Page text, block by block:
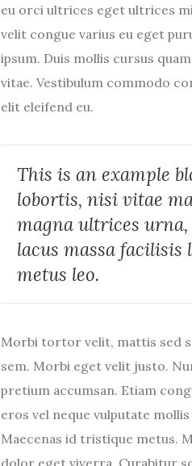
eu orci ultrices eget ultrices
velit congue varius eu eget
ipsum. Duis mollis cursus
vitae. Vestibulum commodo
elit eleifend eu.
This is an example
lobortis, nisi vitae
magna ultrices
lacus massa facilisis
metus leo.
Morbi tortor velit, mattis sed
sem. Morbi eget velit justo.
pretium accumsan. Etiam
eros vel neque vulputate
Maecenas id tristique metus.
dolor eget viverra. Curabitur